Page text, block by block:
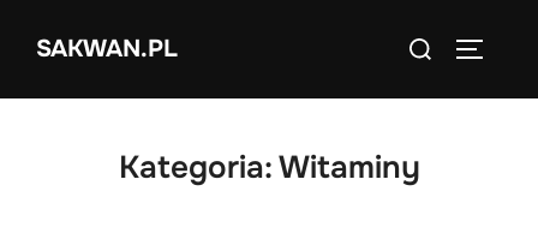
SAKWAN.PL
Search
Kategoria:Witaminy